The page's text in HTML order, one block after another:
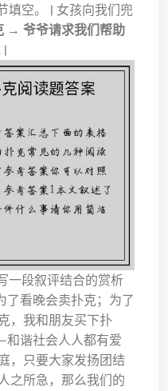
填空。 | 女孩向我们兜
→ 爷爷请求我们帮助
|
一段叙评结合的赏析
了看晚会卖扑克；为了
，我和朋友买下扑
谐社会人人都有爱
，只要大家发扬团结
之所急，那么我们的